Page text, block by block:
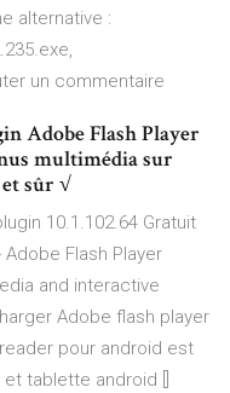
alternative :
un commentaire
Adobe Flash Player
multimédia sur
sûr √
10.1.102.64 Gratuit
Flash Player
and interactive
Adobe flash player
pour android est
tablette android []